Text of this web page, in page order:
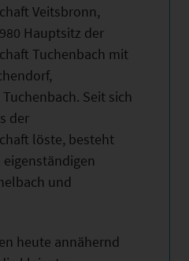
Veitsbronn,
Hauptsitz der
Tuchenbach mit
Seit sich
der
löste, besteht
und
heute annähernd